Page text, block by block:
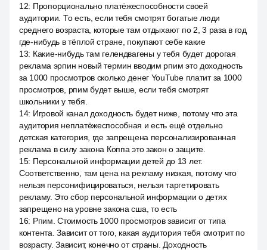
12: Пропорционально платёжеспособности своей
аудитории. То есть, если тебя смотрят богатые люди
среднего возраста, которые там отдыхают по 2, 3 раза в год
где-нибудь в тёплой стране, покупают себе какие
13: Какие-нибудь там гелендвагены у тебя будет дорогая
реклама эрпин новый термин вводим рпим это доходность
за 1000 просмотров сколько денег YouTube платит за 1000
просмотров, рпим будет выше, если тебя смотрят
школьники у тебя.
14: Игровой канал доходность будет ниже, потому что эта
аудитория неплатёжеспособная и есть ещё отдельно
детская категория, где запрещена персонализированная
реклама в силу закона Коппа это закон о защите.
15: Персональной информации детей до 13 лет.
Соответственно, там цена на рекламу низкая, потому что
нельзя персонифицироваться, нельзя таргетировать
рекламу. Это сбор персональной информации о детях
запрещено на уровне закона сша, то есть
16: Рпим. Стоимость 1000 просмотров зависит от типа
контента. Зависит от того, какая аудитория тебя смотрит по
возрасту. Зависит, конечно от страны. Доходность